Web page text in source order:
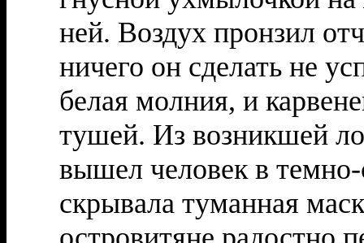
ней. Воздух пронзил
ничего он сделать не
белая молния, и
тушей. Из возникшей
вышел человек в
скрывала туманная